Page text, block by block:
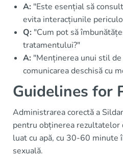
A: "Este esențial să
evita interacțiunile
Q: "Cum pot să
tratamentului?"
A: "Menținerea unui stil
comunicarea deschisă cu
Guidelines for
Administrarea corectă a
pentru obținerea rezultatelor
luat cu apă, cu 30-60 minute
sexuală.